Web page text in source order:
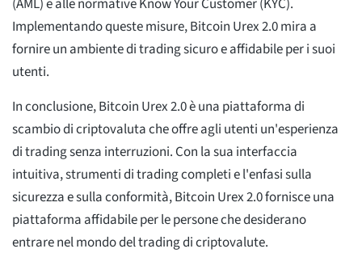
Implementando queste misure, Bitcoin Urex 2.0 mira a
fornire un ambiente di trading sicuro e affidabile per i suoi
utenti.
In conclusione, Bitcoin Urex 2.0 è una piattaforma di
scambio di criptovaluta che offre agli utenti un'esperienza
di trading senza interruzioni. Con la sua interfaccia
intuitiva, strumenti di trading completi e l'enfasi sulla
sicurezza e sulla conformità, Bitcoin Urex 2.0 fornisce una
piattaforma affidabile per le persone che desiderano
entrare nel mondo del trading di criptovalute.